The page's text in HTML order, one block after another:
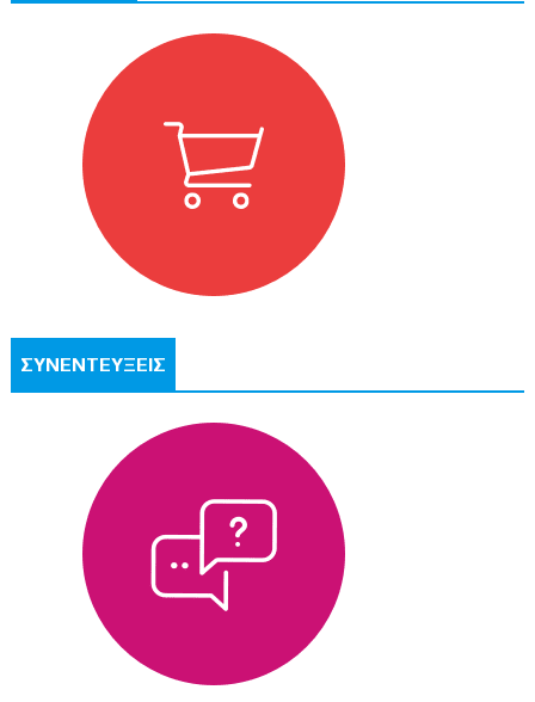
ΣΥΝΕΝΤΕΥΞΕΙΣ